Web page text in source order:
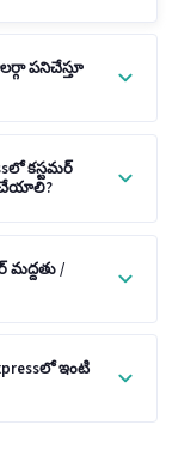
పనిచేస్తూ
కస్టమర్
చేయాలి?
మద్దతు /
ఇంటి